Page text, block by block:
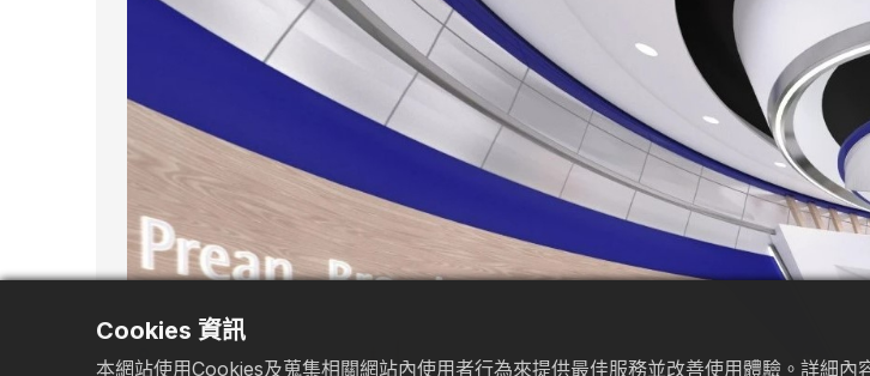
Cookies 資訊
本網站使用Cookies及蒐集相關網站內使用者行為來提供最佳服務並改善使用體驗。詳細